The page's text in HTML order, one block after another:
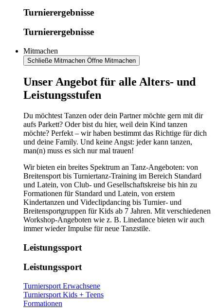
Turnierergebnisse
Turnierergebnisse
Mitmachen
Schließe Mitmachen Öffne Mitmachen
​​​Unser Angebot für alle Alters- und
Leistungsstufen
Du möchtest Tanzen oder dein Partner möchte gern mit dir
aufs Parkett? Oder bist du hier, weil dein Kind tanzen
möchte? Perfekt – wir haben bestimmt das Richtige für dich
und deine Family. Und keine Angst: jeder kann tanzen,
man(n) muss es sich nur mal trauen!
Wir bieten ein breites Spektrum an Tanz-Angeboten: von
Breitensport bis Turniertanz-Training im Bereich Standard
und Latein, von Club- und Gesellschaftskreise bis hin zu
Formationen für Standard und Latein, von erstem
Kindertanzen und Videclipdancing bis Turnier- und
Breitensportgruppen für Kids ab 7 Jahren. Mit verschiedenen
Workshop-Angeboten wie z. B. Linedance bieten wir auch
immer wieder Impulse für neue Tanzstile.
Leistungssport
Leistungssport
Turniersport Erwachsene
Turniersport Kids + Teens
Formationen